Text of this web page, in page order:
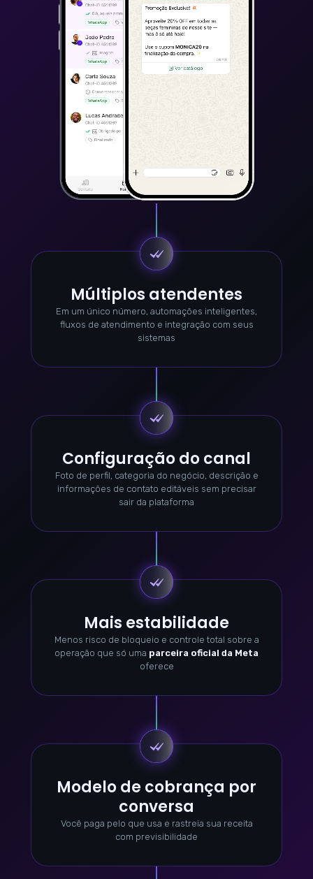
Múltiplos atendentes
Em um único número, automações inteligentes,
fluxos de atendimento e integração com seus
sistemas
Configuração do canal
Foto de perfil, categoria do negócio, descrição e
informações de contato editáveis sem precisar
sair da plataforma
Mais estabilidade
Menos risco de bloqueio e controle total sobre a
operação que só uma parceira oficial da Meta
oferece
Modelo de cobrança por
conversa
Você paga pelo que usa e rastreia sua receita
com previsibilidade